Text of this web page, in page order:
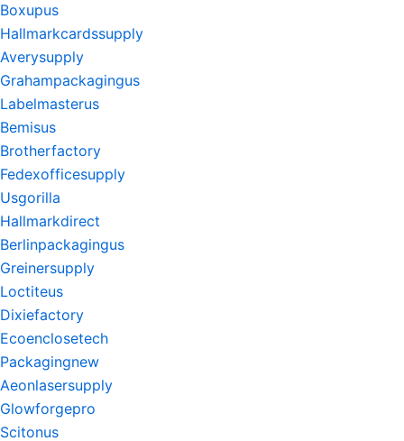
Boxupus
Hallmarkcardssupply
Averysupply
Grahampackagingus
Labelmasterus
Bemisus
Brotherfactory
Fedexofficesupply
Usgorilla
Hallmarkdirect
Berlinpackagingus
Greinersupply
Loctiteus
Dixiefactory
Ecoenclosetech
Packagingnew
Aeonlasersupply
Glowforgepro
Scitonus